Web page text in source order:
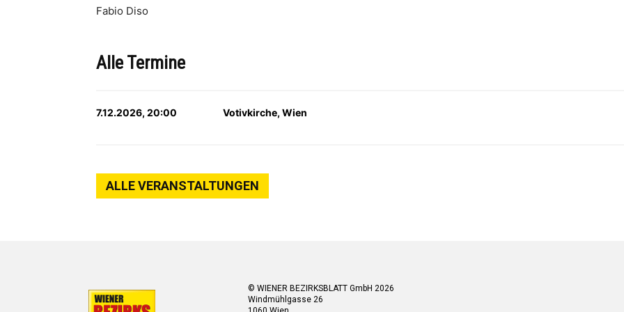
Fabio Diso
Alle Termine
7.12.2026, 20:00 Votivkirche, Wien
ALLE VERANSTALTUNGEN
© WIENER BEZIRKSBLATT GmbH 2026
Windmühlgasse 26